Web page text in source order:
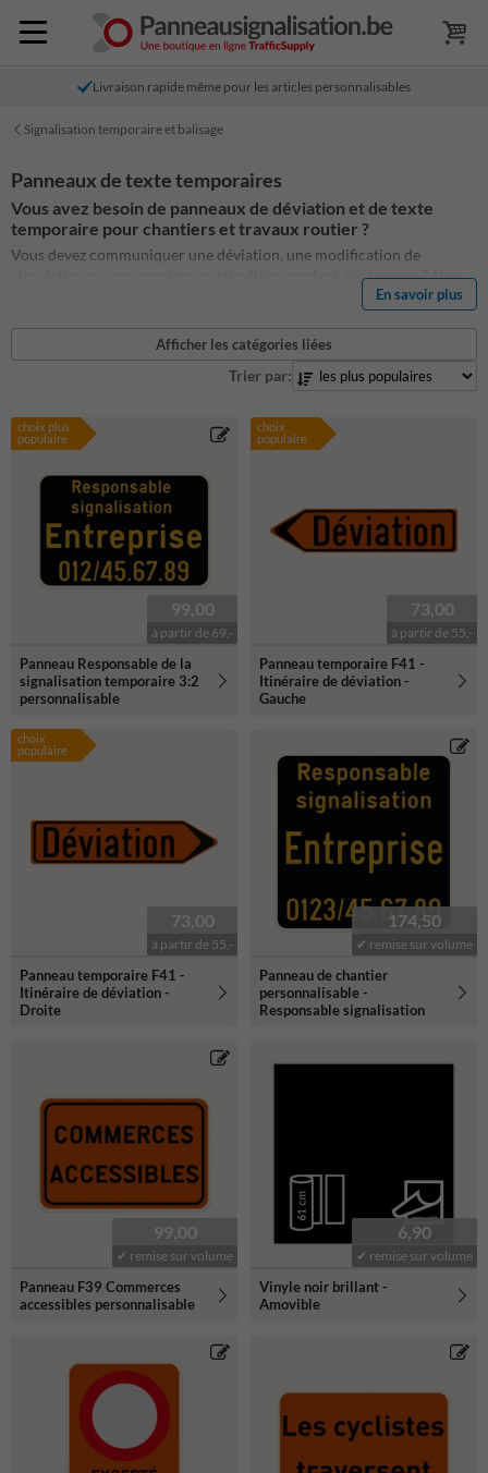
Livraison rapide même pour les articles personnalisables
Signalisation temporaire et balisage
Panneaux de texte temporaires
Vous avez besoin de panneaux de déviation et de texte
temporaire pour chantiers et travaux routier ?
Vous devez communiquer une déviation, une modification de
circulation ou une consigne particulière pendant des travaux ? Nos
permettent d’afficher une
information claire et visible sur les chantiers, lors d’événements ou
dans toute zone où la circulation est provisoirement adaptée.
Choisissez un modèle standard ou créez votre propre message avec le
panneau de texte 3:2 personnalisable . Pour annoncer un danger lié
personnalisé
En savoir plus
Afficher les catégories liées
Trier par:
choix plus
populaire
99,00
à partir de 69,-
Panneau Responsable de la
signalisation temporaire 3:2
personnalisable
choix
populaire
73,00
à partir de 55,-
Panneau temporaire F41 -
Itinéraire de déviation -
Gauche
choix
populaire
73,00
à partir de 55,-
Panneau temporaire F41 -
Itinéraire de déviation -
Droite
174,50
✔ remise sur volume
Panneau de chantier
personnalisable -
Responsable signalisation
99,00
✔ remise sur volume
Panneau F39 Commerces
accessibles personnalisable
6,90
✔ remise sur volume
Vinyle noir brillant -
Amovible